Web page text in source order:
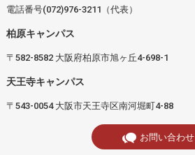
電話番号(072)976-3211（代表）
柏原キャンパス
〒582-8582 大阪府柏原市旭ヶ丘4-698-1
天王寺キャンパス
〒543-0054 大阪市天王寺区南河堀町4-88
お問い合わせ